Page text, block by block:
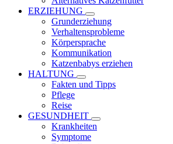
ERZIEHUNG
Grunderziehung
Verhaltensprobleme
Körpersprache
Kommunikation
Katzenbabys erziehen
HALTUNG
Fakten und Tipps
Pflege
Reise
GESUNDHEIT
Krankheiten
Symptome